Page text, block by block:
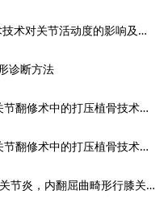
关节活动度的影响及解决策略
诊断方法
的打压植骨技术【2021年第七期】
的打压植骨技术【2021年第七期】
曲畸形行膝关节置换术【第十九期】